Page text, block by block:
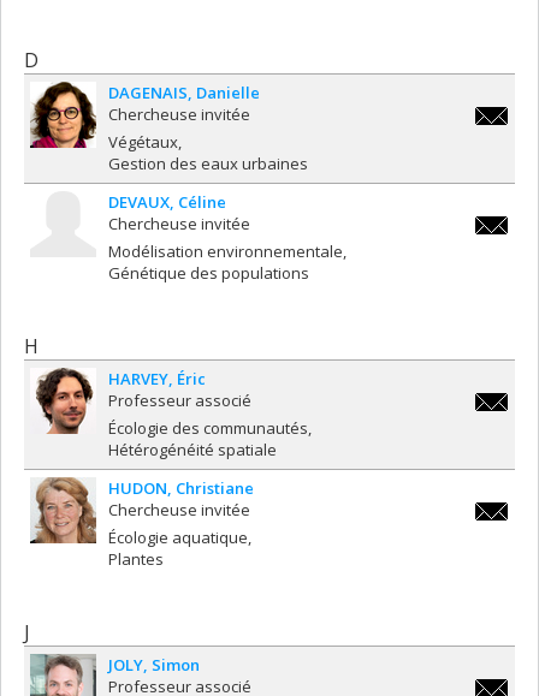
D
DAGENAIS Danielle
Chercheuse invitée
Végétaux
Gestion des eaux urbaines
DEVAUX Céline
Chercheuse invitée
Modélisation environnementale
Génétique des populations
H
HARVEY Éric
Professeur associé
Écologie des communautés
Hétérogénéité spatiale
HUDON Christiane
Chercheuse invitée
Écologie aquatique
Plantes
J
JOLY Simon
Professeur associé